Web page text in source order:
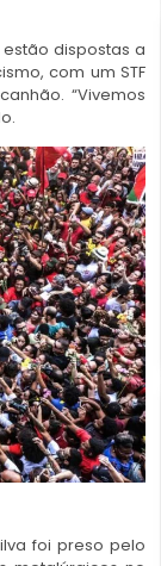
dispostas a
com um STF
“Vivemos
foi preso pelo